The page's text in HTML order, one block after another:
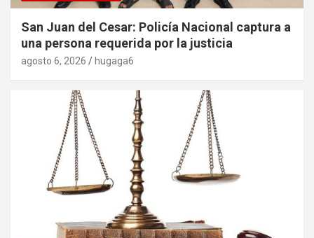
San Juan del Cesar: Policía Nacional captura a
una persona requerida por la justicia
agosto 6, 2026 hugaga6